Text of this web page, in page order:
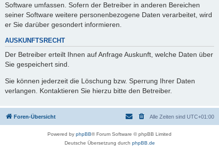
Software umfassen. Sofern der Betreiber in anderen Bereichen
seiner Software weitere personenbezogene Daten verarbeitet, wird
er Sie darüber gesondert informieren.
AUSKUNFTSRECHT
Der Betreiber erteilt Ihnen auf Anfrage Auskunft, welche Daten über
Sie gespeichert sind.
Sie können jederzeit die Löschung bzw. Sperrung Ihrer Daten
verlangen. Kontaktieren Sie hierzu bitte den Betreiber.
Foren-Übersicht Alle Zeiten sind UTC+01:00
Powered by phpBB® Forum Software © phpBB Limited
Deutsche Übersetzung durch phpBB.de